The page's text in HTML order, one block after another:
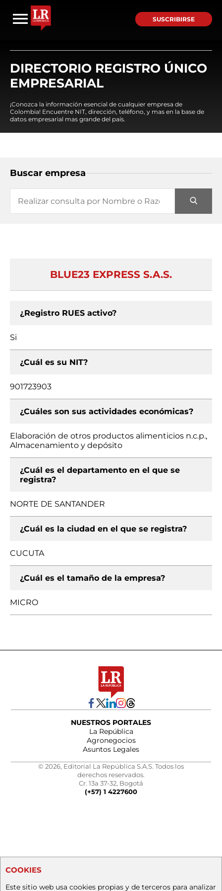
SUSCRIBIRSE
DIRECTORIO REGISTRO ÚNICO
EMPRESARIAL
¡Conozca la información esencial de cualquier empresa de
Colombia! Encuentre NIT, dirección, teléfono, y mas en la base de
datos empresarial mas grande del país.
Buscar empresa
BLUE23 EXPRESS S.A.S.
¿Registro RUES activo?
Si
¿Cuál es su NIT?
901723903
¿Cuáles son sus actividades económicas?
Elaboración de otros productos alimenticios n.c.p.,
Almacenamiento y depósito
¿Cuál es el departamento en el que se
registra?
NORTE DE SANTANDER
¿Cuál es la ciudad en el que se registra?
CUCUTA
¿Cuál es el tamaño de la empresa?
MICRO
NUESTROS PORTALES
La República
Agronegocios
Asuntos Legales
© 2026, Editorial La República S.A.S. Todos los
derechos reservados.
Cr. 13a 37-32, Bogotá
(+57) 1 4227600
COOKIES
Este sitio web usa cookies propias y de terceros para analizar